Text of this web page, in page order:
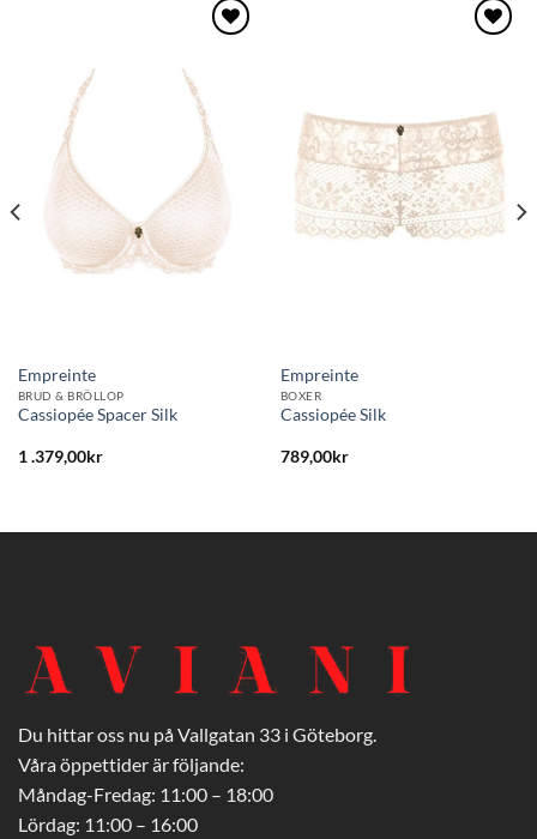
önskelistan
Empreinte
BRUD & BRÖLLOP
Cassiopée Spacer Silk
1 .379,00kr
önskelistan
Empreinte
BOXER
Cassiopée Silk
789,00kr
Du hittar oss nu på Vallgatan 33 i Göteborg.
Våra öppettider är följande:
Måndag-Fredag: 11:00 – 18:00
Lördag: 11:00 – 16:00